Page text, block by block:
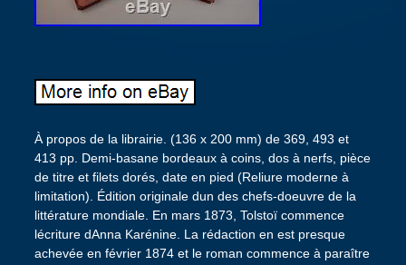
À propos de la librairie. (136 x 200 mm) de 369, 493 et
413 pp. Demi-basane bordeaux à coins, dos à nerfs, pièce
de titre et filets dorés, date en pied (Reliure moderne à
limitation). Édition originale dun des chefs-doeuvre de la
littérature mondiale. En mars 1873, Tolstoï commence
lécriture dAnna Karénine. La rédaction en est presque
achevée en février 1874 et le roman commence à paraître